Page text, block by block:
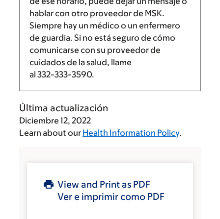
hablar con otro proveedor de MSK.
Siempre hay un médico o un enfermero
de guardia. Si no está seguro de cómo
comunicarse con su proveedor de
cuidados de la salud, llame
al 332-333-3590.
Última actualización
Diciembre 12, 2022
Learn about our Health Information Policy.
View and Print as PDF
Ver e imprimir como PDF